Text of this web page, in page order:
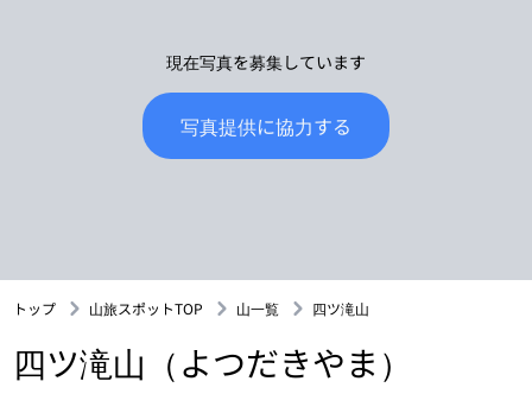
現在写真を募集しています
写真提供に協力する
トップ 山旅スポットTOP 山一覧 四ツ滝山
四ツ滝山（よつだきやま）